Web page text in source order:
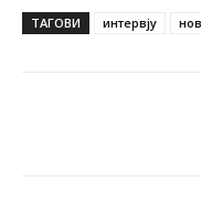
ТАГОВИ интервју